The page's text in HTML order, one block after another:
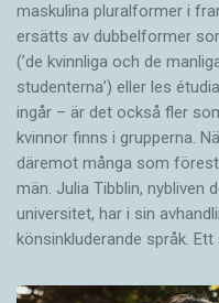
maskulina pluralformer i
ersätts av dubbel­former
(’de kvinnliga och de
studenterna’) eller les
ingår – är det också fler
kvinnor finns i grupperna.
där­emot många som
män. Julia Tibblin, nybliven
universitet, har i sin
könsinkluderande språk.